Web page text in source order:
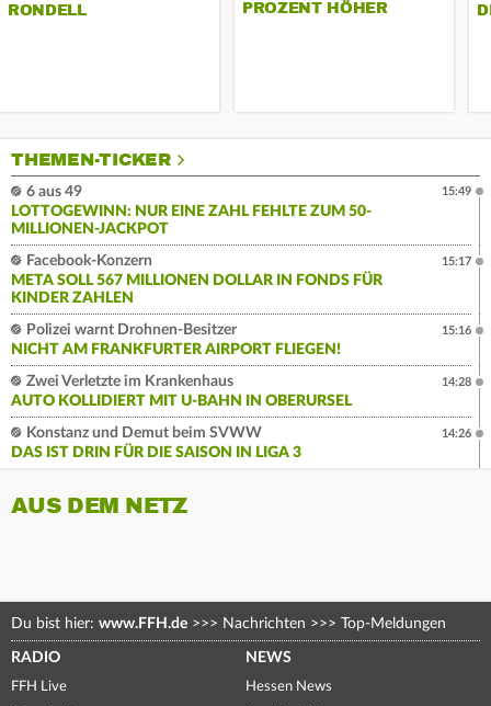
RONDELL
PROZENT HÖHER
THEMEN-TICKER
6 aus 49
LOTTOGEWINN: NUR EINE ZAHL FEHLTE ZUM 50-
MILLIONEN-JACKPOT
15:49
Facebook-Konzern
META SOLL 567 MILLIONEN DOLLAR IN FONDS FÜR
KINDER ZAHLEN
15:17
Polizei warnt Drohnen-Besitzer
NICHT AM FRANKFURTER AIRPORT FLIEGEN!
15:16
Zwei Verletzte im Krankenhaus
AUTO KOLLIDIERT MIT U-BAHN IN OBERURSEL
14:28
Konstanz und Demut beim SVWW
DAS IST DRIN FÜR DIE SAISON IN LIGA 3
14:26
AUS DEM NETZ
Du bist hier: www.FFH.de >>> Nachrichten >>> Top-Meldungen
RADIO
FFH Live
NEWS
Hessen News